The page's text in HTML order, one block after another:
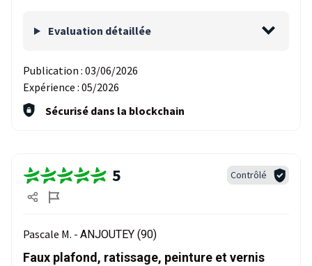
Evaluation détaillée
Publication : 03/06/2026
Expérience : 05/2026
Sécurisé dans la blockchain
5 Contrôlé
Pascale M. - ANJOUTEY (90)
Faux plafond, ratissage, peinture et vernis